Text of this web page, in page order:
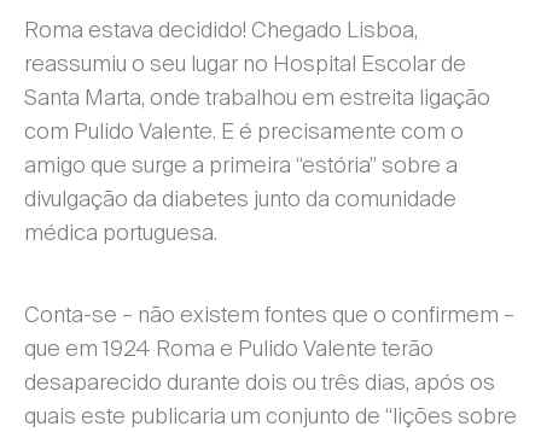
Roma estava decidido! Chegado Lisboa,
reassumiu o seu lugar no Hospital Escolar de
Santa Marta, onde trabalhou em estreita ligação
com Pulido Valente. E é precisamente com o
amigo que surge a primeira “estória” sobre a
divulgação da diabetes junto da comunidade
médica portuguesa.
Conta-se – não existem fontes que o confirmem –
que em 1924 Roma e Pulido Valente terão
desaparecido durante dois ou três dias, após os
quais este publicaria um conjunto de “lições sobre